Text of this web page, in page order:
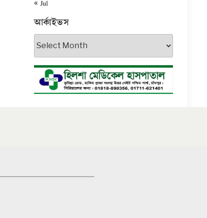
« Jul
আর্কাইভস
আর্কাইভস